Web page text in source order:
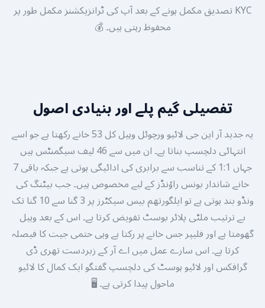
KYC تصدیق مکمل ہونے کے بعد آپ کی ٹرانزیکشنز مکمل طور پر
محفوظ رہتی ہیں۔ 💰
تفصیلی گیم پلے اور بنیادی اصول
یہ جدید آر این جی لائیو ورچوئل وہیل کل 53 خانے رکھتا ہے جو اسے
انتہائی دلچسپ بناتا ہے۔ ان میں سے 46 لیف سیگمنٹس ہیں
جہاں 1:1 کے تناسب سے برابری کی ادائیگی ہوتی ہے جبکہ باقی 7
خانے شاندار بونس راؤنڈز کے لیے مخصوص ہیں۔ جب بیٹنگ کی
ونڈو بند ہوتی ہے تو ایلگورتھم بیس سیکٹرز پر 3 گنا سے 10 گنا تک
بے ترتیب ملٹی پلائر بوسٹ تفویض کرتا ہے۔ اس کے بعد وہیل
گھومتا ہے اور فلیپر جس خانے پر رکتا ہے وہی حتمی جیت کا فیصلہ
کرتا ہے۔ اس سارے عمل میں اے آر کے زبردست تھری ڈی
گرافکس اور لائیو ہوسٹ کی دلچسپ گفتگو ایک کمال کا لائیو
ماحول پیدا کرتی ہے۔ 🖥️